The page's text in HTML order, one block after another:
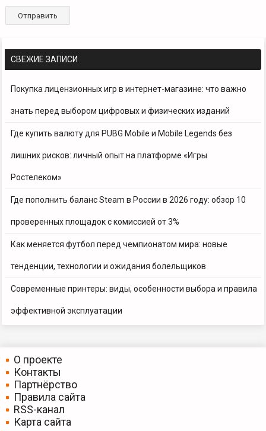
СВЕЖИЕ ЗАПИСИ
Покупка лицензионных игр в интернет-магазине: что важно
знать перед выбором цифровых и физических изданий
Где купить валюту для PUBG Mobile и Mobile Legends без
лишних рисков: личный опыт на платформе «Игры
Ростелеком»
Где пополнить баланс Steam в России в 2026 году: обзор 10
проверенных площадок с комиссией от 3%
Как меняется футбол перед чемпионатом мира: новые
тенденции, технологии и ожидания болельщиков
Современные принтеры: виды, особенности выбора и правила
эффективной эксплуатации
О проекте
Контакты
Партнёрство
Правила сайта
RSS-канал
Карта сайта